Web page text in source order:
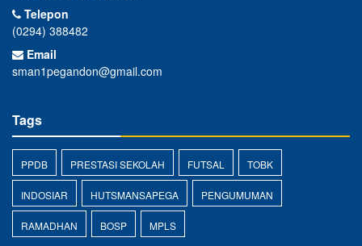
Telepon
(0294) 388482
Email
sman1pegandon@gmail.com
Tags
PPDB PRESTASI SEKOLAH FUTSAL TOBK
INDOSIAR HUTSMANSAPEGA PENGUMUMAN
RAMADHAN BOSP MPLS